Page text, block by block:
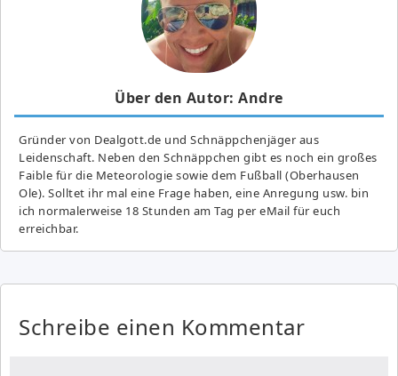
Über den Autor: Andre
Gründer von Dealgott.de und Schnäppchenjäger aus
Leidenschaft. Neben den Schnäppchen gibt es noch ein großes
Fai­ble für die Meteorologie sowie dem Fußball (Oberhausen
Ole). Solltet ihr mal eine Frage haben, eine Anregung usw. bin
ich normalerweise 18 Stunden am Tag per eMail für euch
erreichbar.
Schreibe einen Kommentar